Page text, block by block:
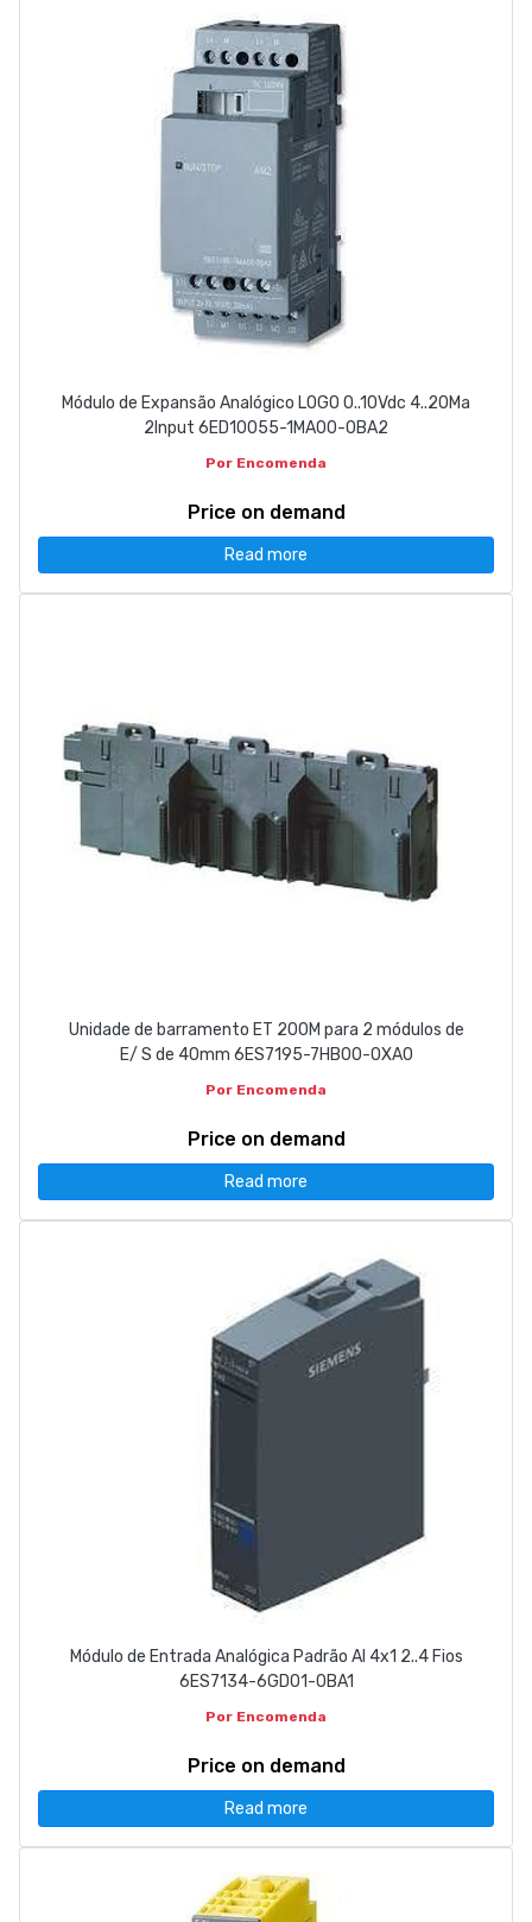
Módulo de Expansão Analógico LOGO 0..10Vdc 4..20Ma
2Input 6ED10055-1MA00-0BA2
Por Encomenda
Price on demand
Read more
Unidade de barramento ET 200M para 2 módulos de
E/ S de 40mm 6ES7195-7HB00-0XA0
Por Encomenda
Price on demand
Read more
Módulo de Entrada Analógica Padrão AI 4x1 2..4 Fios
6ES7134-6GD01-0BA1
Por Encomenda
Price on demand
Read more